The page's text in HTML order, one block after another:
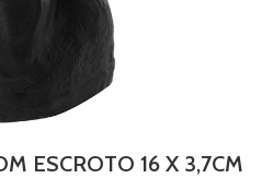
ESCROTO 16 X 3,7CM